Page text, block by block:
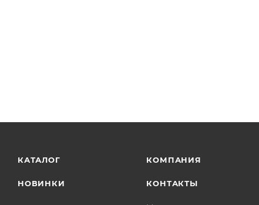
КАТАЛОГ
НОВИНКИ
КОМПАНИЯ
КОНТАКТЫ